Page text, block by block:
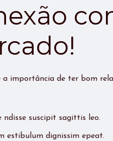
a importância de ter bom
ndisse suscipit sagittis leo.
estibulum dignissim epeat.